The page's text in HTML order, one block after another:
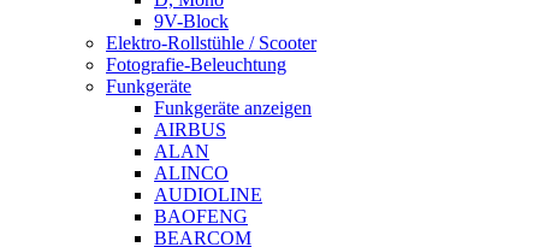
9V-Block
Elektro-Rollstühle / Scooter
Fotografie-Beleuchtung
Funkgeräte
Funkgeräte anzeigen
AIRBUS
ALAN
ALINCO
AUDIOLINE
BAOFENG
BEARCOM